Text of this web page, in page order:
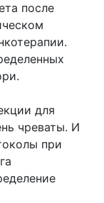
после
для
чреваты. И
при